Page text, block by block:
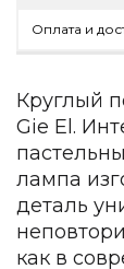
Дизайнерские
Подбор,
Стены
Оплата и
Круглый
Gie El.
лампа
деталь
как в